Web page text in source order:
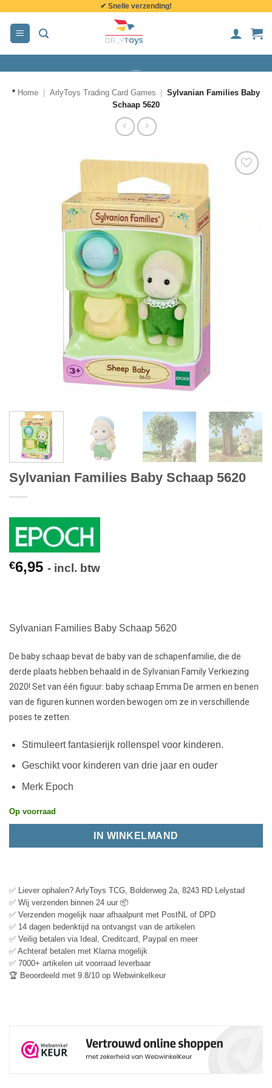
inhoud
✔ Snelle verzending!
* Home ArlyToys Trading Card Games
Sylvanian Families Baby
Schaap 5620
Sylvanian Families Baby Schaap 5620
€6,95 - incl. btw
Sylvanian Families Baby Schaap 5620
De baby schaap bevat de baby van de schapenfamilie, die de
derde plaats hebben behaald in de Sylvanian Family Verkiezing
2020! Set van één figuur: baby schaap Emma De armen en benen
van de figuren kunnen worden bewogen om ze in verschillende
poses te zetten.
Stimuleert fantasierijk rollenspel voor kinderen.
Geschikt voor kinderen van drie jaar en ouder
Merk Epoch
Op voorraad
IN WINKELMAND
✅ Liever ophalen? ArlyToys TCG, Bolderweg 2a, 8243 RD Lelystad
✅ Wij verzenden binnen 24 uur 📦
✅ Verzenden mogelijk naar afhaalpunt met PostNL of DPD
✅ 14 dagen bedenktijd na ontvangst van de artikelen
✅ Veilig betalen via Ideal, Creditcard, Paypal en meer
✅ Achteraf betalen met Klarna mogelijk
✅ 7000+ artikelen uit voorraad leverbaar
🏆 Beoordeeld met 9.8/10 op Webwinkelkeur